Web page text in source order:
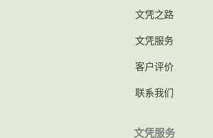
文凭之路
文凭服务
客户评价
联系我们
文凭服务